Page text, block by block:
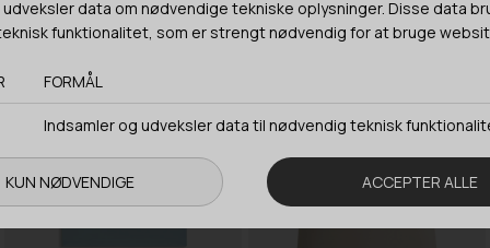
Ja tak - Send mig rabatkoden